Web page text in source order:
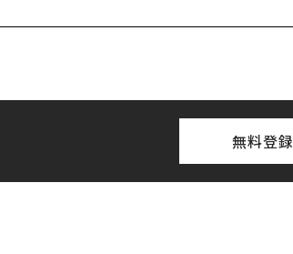
無料登録